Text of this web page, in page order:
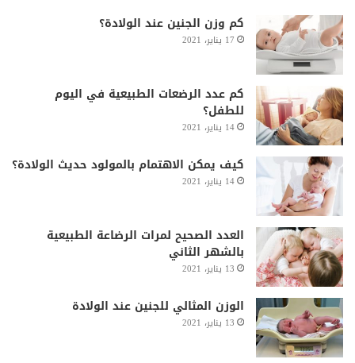
كم وزن الجنين عند الولادة؟
17 يناير، 2021
كم عدد الرضعات الطبيعية في اليوم
للطفل؟
14 يناير، 2021
كيف يمكن الاهتمام بالمولود حديث الولادة؟
14 يناير، 2021
العدد الصحيح لمرات الرضاعة الطبيعية
بالشهر الثاني
13 يناير، 2021
الوزن المثالي للجنين عند الولادة
13 يناير، 2021